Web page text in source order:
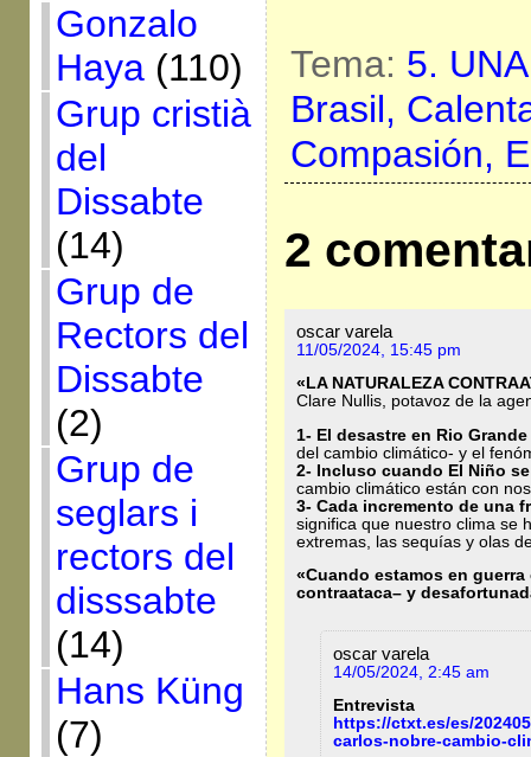
Gonzalo
Haya(110)
Grup cristià
del
Dissabte
(14)
Grup de
Rectors del
Dissabte
(2)
Grup de
seglars i
rectors del
disssabte
(14)
Hans Küng
(7)
Tema: 5.
Brasil,
Compasión,
2
oscar varela
11/05/2024, 15:45 pm
«LA NATURALEZA
Clare Nullis, potavoz de la
1- El desastre en Rio
del cambio climático- y el
2- Incluso cuando El Niño
cambio climático están con
3- Cada incremento de una
significa que nuestro clima se
extremas, las sequías y olas
«Cuando estamos en
contraataca– y
oscar varela
14/05/2024, 2:45 am
Entrevista
https://ctxt.es/es/
carlos-nobre-cambio-